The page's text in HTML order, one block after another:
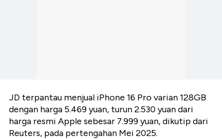
JD terpantau menjual iPhone 16 Pro varian 128GB
dengan harga 5.469 yuan, turun 2.530 yuan dari
harga resmi Apple sebesar 7.999 yuan, dikutip dari
Reuters, pada pertengahan Mei 2025.